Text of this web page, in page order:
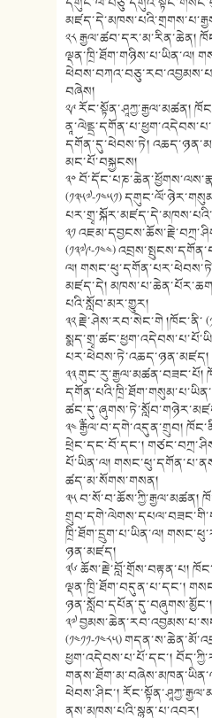
༢༨ རྒྱལ་ཚབ་དར་མ་རིན་ཆེན།
ལྡན་ཁྲི་ཐོག་གཉིས་པ་ཡིན་ལ།
བཞེས།
༢༩ རོང་སྟོན་ཤཱཀྱ་རྒྱལ་མཚན།
དགོན་དུ་ཕེབས་ཏེ།
མང་པོ་བསྐྱངས།
༣༠
(༡༣༥༧-༡༤༥༡)
༣༡
(༡༣༧༩-༡༤༤)
ལ།
མཛད་དེ།
པའི་སློབ་མར་གྱུར།
༣༢ རྗེ་ཤེས་རབ་སེང་གེ །ཁོང་ནི་
པར་ཕེབས་ཏེ་འཆད་ཉན་མཛད།
༣༣ གུང་རུ་རྒྱལ་མཚན་བཟང་པོ།
༣༤ ༸རྒྱལ་བ་དགེ་འདུན་གྲུབ།
ཕྲེང་དང་བོ་དང་།
པོ་ཡིན་ལ།
ཚད་མ་སོགས་གསན།
༣༥ བ་སོ་བ་ཆོས་ཀྱི་རྒྱལ་མཚན།
ཁྲི་ཐོག་དྲུག་པ་ཡིན་ལ།
ཉན་མཛད།
༣༦ ཆོས་རྗེ་བློ་གྲོས་བརྟན་པ།
ལྡན་ཁྲི་ཐོག་བདུན་པ་དང་།
ཉན་སློབ་དཔོན་དུ་བཞུགས་མྱོང་།
༣༧
(༡༤༡༡-༡༤༨༥)
ཕྱག་འདེབས་པ་པོ་དང་།
ཕེབས་ཤིང་།
ནས་མཁས་པའི་སྙན་པ་འབར།